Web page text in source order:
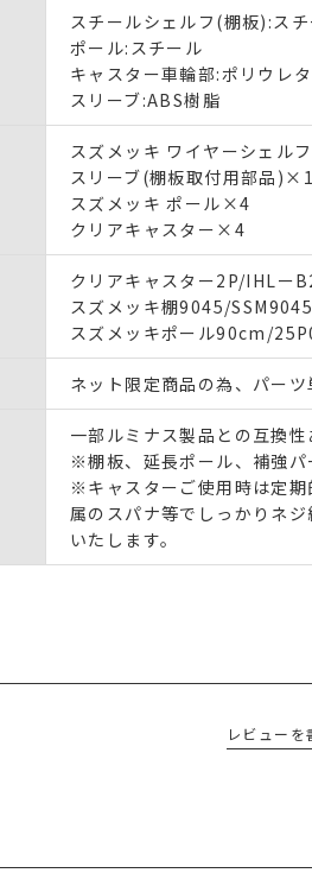
スチールシェルフ(棚板):ス
ポール:スチール
キャスター車輪部:ポリウレ
スリーブ:ABS樹脂
スズメッキ ワイヤーシェル
スリーブ(棚板取付用部品
スズメッキ ポール×4
クリアキャスター×4
クリアキャスター2P/IHL
スズメッキ棚9045/
スズメッキポール90cm/
ネット限定商品の為、パーツ
一部ルミナス製品との互換性
※棚板、延長ポール、補強パ
※キャスターご使用時は定
属のスパナ等でしっかりネ
いたします。
レビューを